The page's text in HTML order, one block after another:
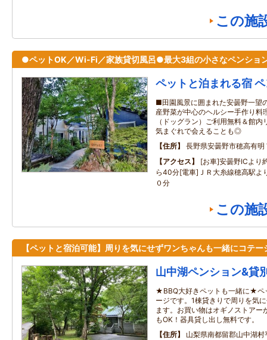
この施
●ペットOK／Wi-Fi／家族貸切風呂●最大3組の小さなペンショ
ペットと泊まれる宿
■田園風景に囲まれた安曇野一望
産野菜が中心のヘルシー手作り
（ドッグラン）ご利用無料＆館
気まぐれで会えることも◎
住所
長野県安曇野市穂高有明
アクセス
[お車]安曇野ICより
ら40分[電車]ＪＲ大糸線穂高駅よ
０分
この施
【ペットと宿泊可能】周りを気にせずワンちゃんも一緒にコテー
山中湖ペンション&
★BBQ大好きペットも一緒に★ペ
ージです。1棟貸きりで周りを気
ます。お買い物はオギノストアー
もOK！器具貸し出し無料です。
住所
山梨県南都留郡山中湖村